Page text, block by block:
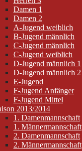
Damen 1
Damen 2
A-Jugend weiblich
B-Jugend männlich
C-Jugend männlich
C-Jugend weiblich
D-Jugend männlich 1
D-Jugend männlich 2
E-Jugend
F-Jugend Anfänger
F-Jugend Mittel
2013/2014
1. Damenmannschaft
1. Männermannschaft
2. Damenmannschaft
2. Männermannschaft